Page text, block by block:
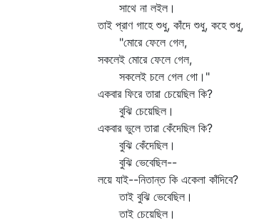
সাথে না লইল।
তাই প্রাণ গাহে শুধু, কাঁদে শুধু, কহে শুধু,
"মোরে ফেলে গেল,
সকলেই মোরে ফেলে গেল,
সকলেই চলে গেল গো।"
একবার ফিরে তারা চেয়েছিল কি?
বুঝি চেয়েছিল।
একবার ভুলে তারা কেঁদেছিল কি?
বুঝি কেঁদেছিল।
বুঝি ভেবেছিল--
লয়ে যাই--নিতান্ত কি একেলা কাঁদিবে?
তাই বুঝি ভেবেছিল।
তাই চেয়েছিল।